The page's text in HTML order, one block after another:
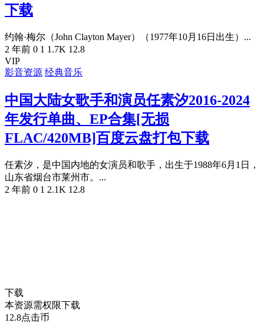
下载
约翰·梅尔（John Clayton Mayer）（1977年10月16日出生）...
2 年前 0 1 1.7K 12.8
VIP
影音资源 经典音乐
中国大陆女歌手和演员任素汐2016-2024
年发行单曲、EP合集[无损
FLAC/420MB]百度云盘打包下载
任素汐，是中国内地的女演员和歌手，出生于1988年6月1日，
山东省烟台市莱州市。...
2 年前 0 1 2.1K 12.8
下载
本资源需权限下载
12.8点击币